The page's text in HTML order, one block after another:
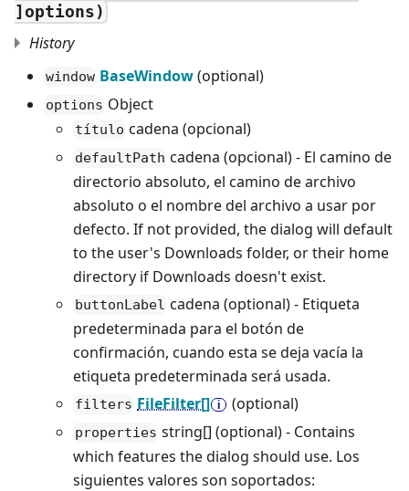
]options)
History
window BaseWindow(optional)
options Object
título cadena (opcional)
defaultPath cadena (opcional) - El camino de
directorio absoluto, el camino de archivo
absoluto o el nombre del archivo a usar por
defecto. If not provided, the dialog will default
to the user's Downloads folder, or their home
directory if Downloads doesn't exist.
buttonLabel cadena (optional) - Etiqueta
predeterminada para el botón de
confirmación, cuando esta se deja vacía la
etiqueta predeterminada será usada.
filters FileFilter[] (optional)
properties string[] (optional) - Contains
which features the dialog should use. Los
siguientes valores son soportados: